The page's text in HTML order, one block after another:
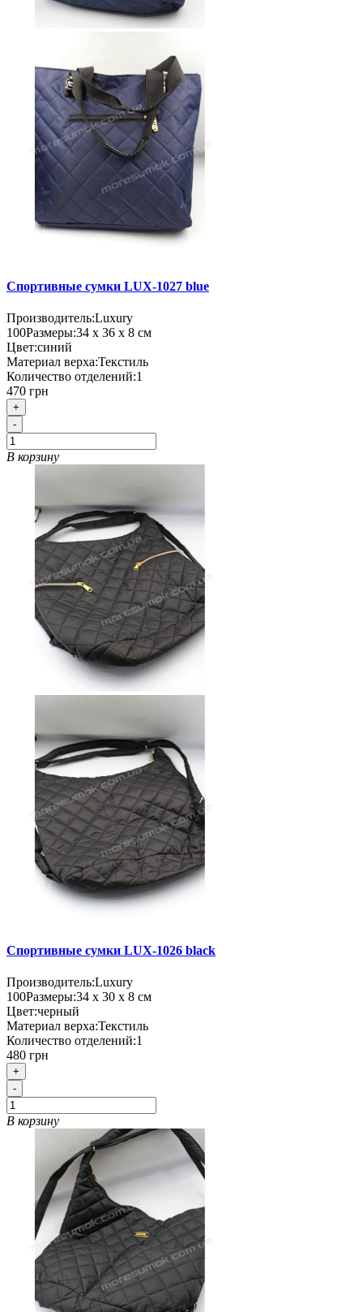
Спортивные сумки LUX-1027 blue
Производитель:Luxury
100Размеры:34 х 36 х 8 см
Цвет:синий
Материал верха:Текстиль
Количество отделений:1
470 грн
+
-
В корзину
Спортивные сумки LUX-1026 black
Производитель:Luxury
100Размеры:34 х 30 х 8 см
Цвет:черный
Материал верха:Текстиль
Количество отделений:1
480 грн
+
-
В корзину